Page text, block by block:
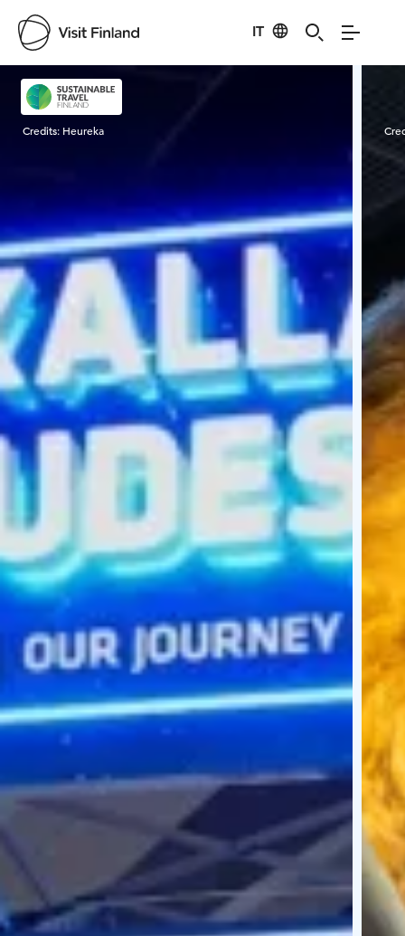
IT
Visit Finland
Credits: Heureka